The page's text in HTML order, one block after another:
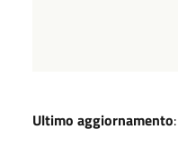
Ultimo aggiornamento